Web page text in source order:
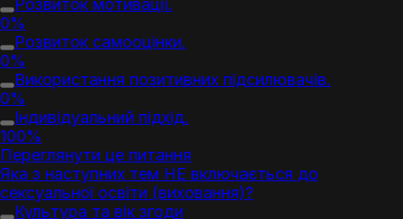
Розвиток мотивації.
0%
Розвиток самооцінки.
0%
Використання позитивних підсилювачів.
0%
Індивідуальний підхід.
100%
Переглянути це питання
Яка з наступних тем НЕ включається до
сексуальної освіти (виховання)?
Культура та вік згоди